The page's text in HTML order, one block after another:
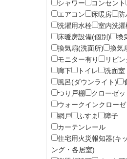
シャワー コンセント
エアコン
床暖房
防
洗濯用水栓
室内洗
床暖房設備(個別)
換
換気扇(洗面所)
換気
モニター有り
リビ
廊下
トイレ
洗面室
風呂(ダウンライト)
つり戸棚
クローゼッ
ウォークインクローゼ
網戸
ふすま
障子
カーテンレール
住宅用火災報知器(キ
ング・各居室)